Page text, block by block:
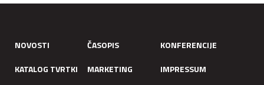
NOVOSTI ČASOPIS
KONFERENCIJE
KATALOG TVRTKI
MARKETING IMPRESSUM